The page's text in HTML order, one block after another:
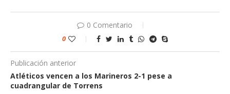
0 Comentario
0
Publicación anterior
Atléticos vencen a los Marineros 2-1 pese a
cuadrangular de Torrens